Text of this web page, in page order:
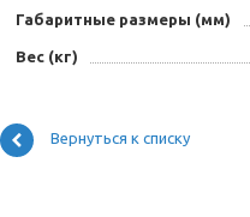
Габаритные размеры (мм)
Вес (кг)
Вернуться к списку